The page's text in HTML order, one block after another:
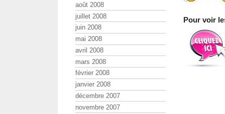
Pour voir
août 2008
juillet 2008
juin 2008
mai 2008
avril 2008
mars 2008
février 2008
janvier 2008
décembre 2007
novembre 2007